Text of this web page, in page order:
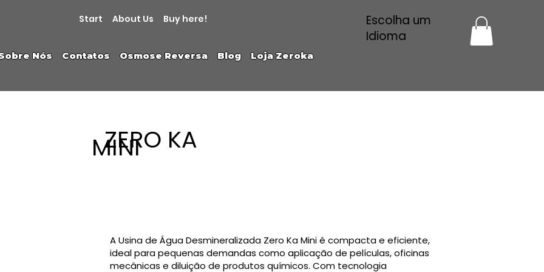
Start About Us Buy here!
Escolha um
Idioma
Nós Contatos Osmose Reversa Blog Loja Zeroka
MINI
ZERO KA
A Usina de Água Desmineralizada Zero Ka Mini é compacta e eficiente,
ideal para pequenas demandas como aplicação de películas, oficinas
mecânicas e diluição de produtos químicos. Com tecnologia